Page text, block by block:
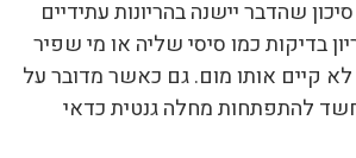
שהדבר יישנה בהריונות עתידיים
בדיקות כמו סיסי שליה או מי שפיר
קיים אותו מום. גם כאשר מדובר על
להתפתחות מחלה גנטית כדאי